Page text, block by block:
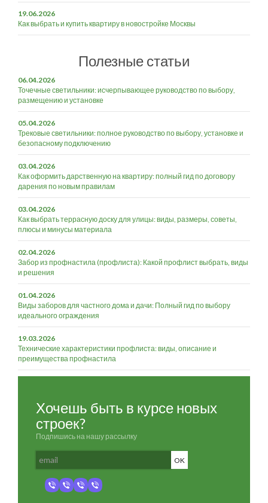
19.06.2026
Как выбрать и купить квартиру в новостройке Москвы
Полезные статьи
06.04.2026
Точечные светильники: исчерпывающее руководство по выбору,
размещению и установке
05.04.2026
Трековые светильники: полное руководство по выбору, установке и
безопасному подключению
03.04.2026
Как оформить дарственную на квартиру: полный гид по договору
дарения по новым правилам
03.04.2026
Как выбрать террасную доску для улицы: виды, размеры, советы,
плюсы и минусы материала
02.04.2026
Забор из профнастила (профлиста): Какой профлист выбрать, виды
и решения
01.04.2026
Виды заборов для частного дома и дачи: Полный гид по выбору
идеального ограждения
19.03.2026
Технические характеристики профлиста: виды, описание и
преимущества профнастила
Хочешь быть в курсе новых
строек?
Подпишись на нашу рассылку